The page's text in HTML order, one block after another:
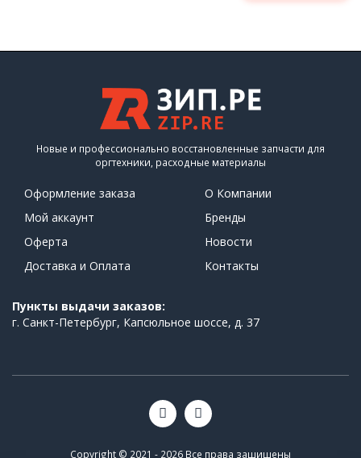
Новые и профессионально восстановленные запчасти для
оргтехники, расходные материалы
Оформление заказа
Мой аккаунт
Оферта
Доставка и Оплата
О Компании
Бренды
Новости
Контакты
Пункты выдачи заказов:
г. Санкт-Петербург, Капсюльное шоссе, д. 37
Copyright © 2021 - 2026 Все права защищены